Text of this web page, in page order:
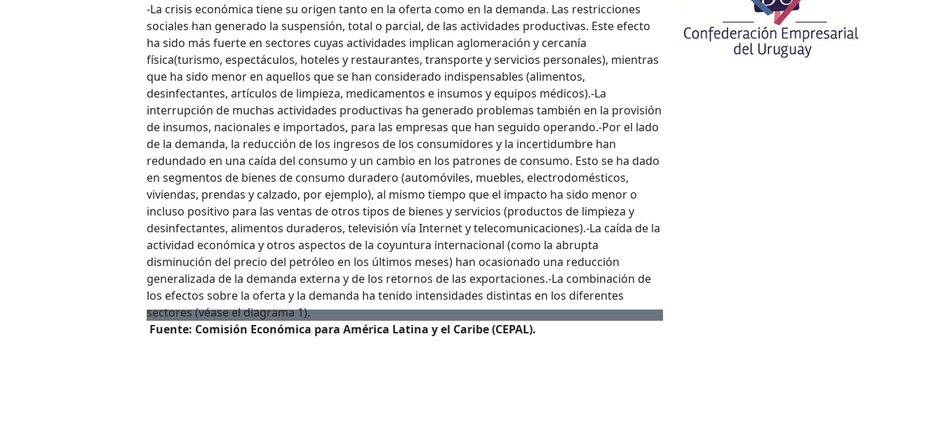
-La crisis económica tiene su origen tanto en la oferta como en la demanda. Las restricciones
sociales han generado la suspensión, total o parcial, de las actividades productivas. Este efecto
ha sido más fuerte en sectores cuyas actividades implican aglomeración y cercanía
física(turismo, espectáculos, hoteles y restaurantes, transporte y servicios personales), mientras
que ha sido menor en aquellos que se han considerado indispensables (alimentos,
desinfectantes, artículos de limpieza, medicamentos e insumos y equipos médicos).-La
interrupción de muchas actividades productivas ha generado problemas también en la provisión
de insumos, nacionales e importados, para las empresas que han seguido operando.-Por el lado
de la demanda, la reducción de los ingresos de los consumidores y la incertidumbre han
redundado en una caída del consumo y un cambio en los patrones de consumo. Esto se ha dado
en segmentos de bienes de consumo duradero (automóviles, muebles, electrodomésticos,
viviendas, prendas y calzado, por ejemplo), al mismo tiempo que el impacto ha sido menor o
incluso positivo para las ventas de otros tipos de bienes y servicios (productos de limpieza y
desinfectantes, alimentos duraderos, televisión vía Internet y telecomunicaciones).-La caída de la
actividad económica y otros aspectos de la coyuntura internacional (como la abrupta
disminución del precio del petróleo en los últimos meses) han ocasionado una reducción
generalizada de la demanda externa y de los retornos de las exportaciones.-La combinación de
los efectos sobre la oferta y la demanda ha tenido intensidades distintas en los diferentes
sectores (véase el diagrama 1).
Fuente: Comisión Económica para América Latina y el Caribe (CEPAL).